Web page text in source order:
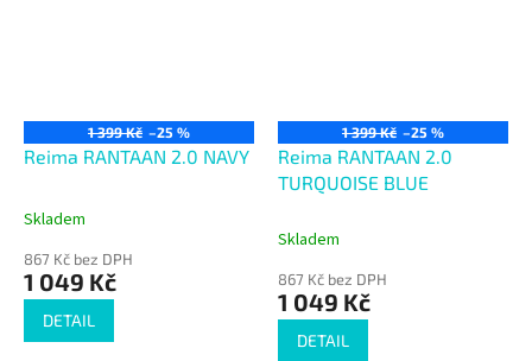
1 399 Kč –25 %
Reima RANTAAN 2.0 NAVY
Průměrné
produktu
je
Skladem
867 Kč bez DPH
1 049 Kč
DETAIL
1 399 Kč –25 %
Reima RANTAAN 2.0
TURQUOISE BLUE
Skladem
867 Kč bez DPH
1 049 Kč
DETAIL